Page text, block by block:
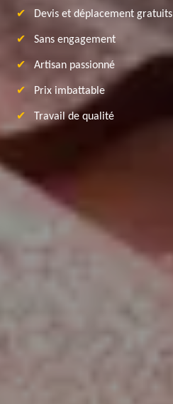
Devis et déplacement gratuits
Sans engagement
Artisan passionné
Prix imbattable
Travail de qualité